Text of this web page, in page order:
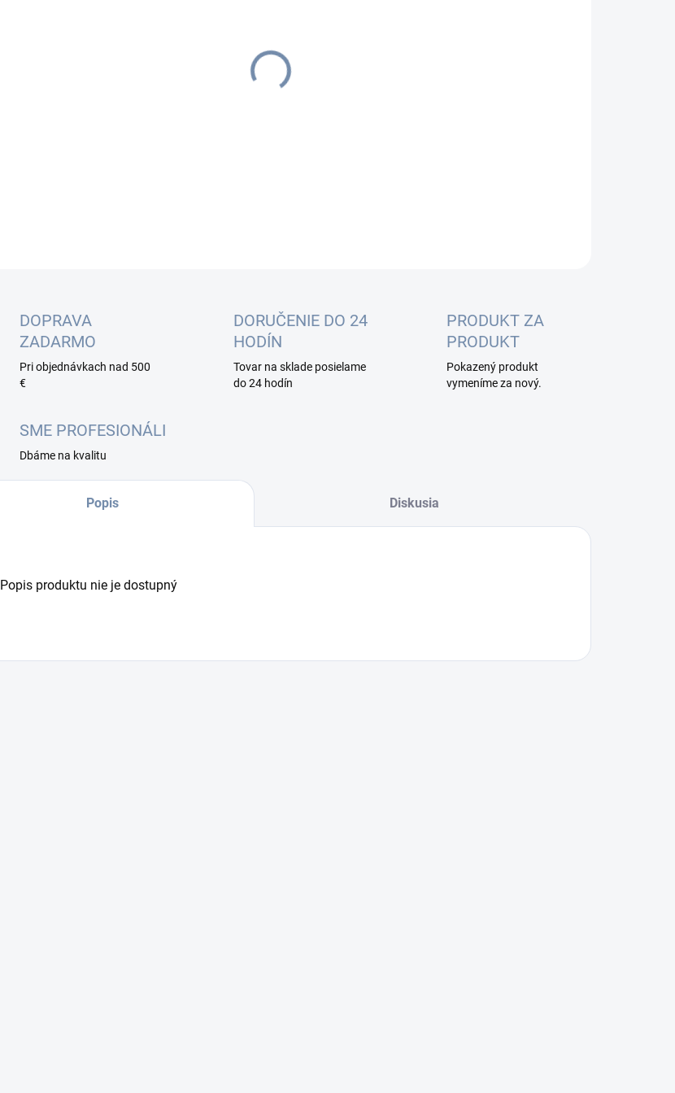
DOPRAVA
ZADARMO
Pri objednávkach nad 500
€
DORUČENIE DO 24
HODÍN
Tovar na sklade posielame
do 24 hodín
PRODUKT ZA
PRODUKT
Pokazený produkt
vymeníme za nový.
SME PROFESIONÁLI
Dbáme na kvalitu
Popis Diskusia
Popis produktu nie je dostupný